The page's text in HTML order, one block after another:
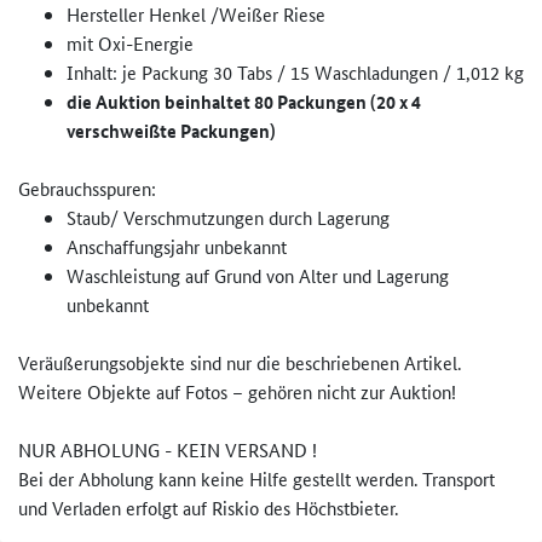
Hersteller Henkel /Weißer Riese
mit Oxi-Energie
Inhalt: je Packung 30 Tabs / 15 Waschladungen / 1,012 kg
die Auktion beinhaltet 80 Packungen (20 x 4
verschweißte Packungen)
Gebrauchsspuren:
Staub/ Verschmutzungen durch Lagerung
Anschaffungsjahr unbekannt
Waschleistung auf Grund von Alter und Lagerung
unbekannt
Veräußerungsobjekte sind nur die beschriebenen Artikel.
Weitere Objekte auf Fotos – gehören nicht zur Auktion!
NUR ABHOLUNG - KEIN VERSAND !
Bei der Abholung kann keine Hilfe gestellt werden. Transport
und Verladen erfolgt auf Riskio des Höchstbieter.